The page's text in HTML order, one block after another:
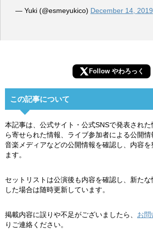
— Yuki (@esmeyukico) December 14, 2019
Follow やわろっく
この記事について
本記事は、公式サイト・公式SNSで発表され
ら寄せられた情報、ライブ参加者による公開情
音楽メディアなどの公開情報を確認し、内容
ます。
セットリストは公演後も内容を確認し、新た
した場合は随時更新しています。
掲載内容に誤りや不足がございましたら、 お問
りご連絡ください。